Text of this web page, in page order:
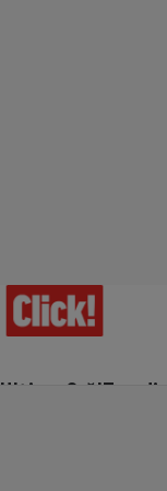
Ultima Oră!Trending